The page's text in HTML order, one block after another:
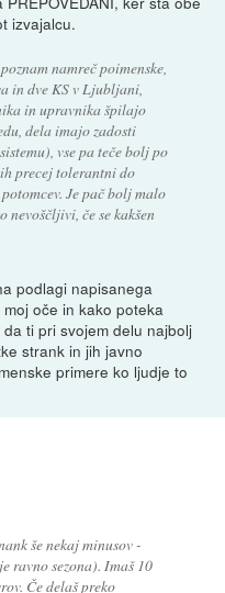
izvajalcu.
namreč poimenske,
in dve KS v Ljubljani,
in upravnika špilajo
dela imajo zadosti
vse pa teče bolj po
precej tolerantni do
Je pač bolj malo
nevoščljivi, če se kakšen
podlagi napisanega
oče in kako poteka
ti pri svojem delu najbolj
strank in jih javno
primere ko ljudje to
še nekaj minusov -
ravno sezona). Imaš 10
Če delaš preko